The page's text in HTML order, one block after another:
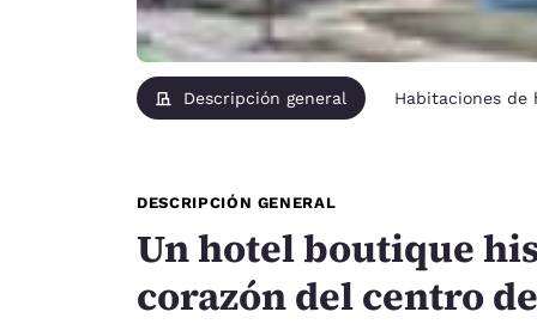
Descripción general Habitaciones de
DESCRIPCIÓN GENERAL
Un hotel boutique
corazón del centro